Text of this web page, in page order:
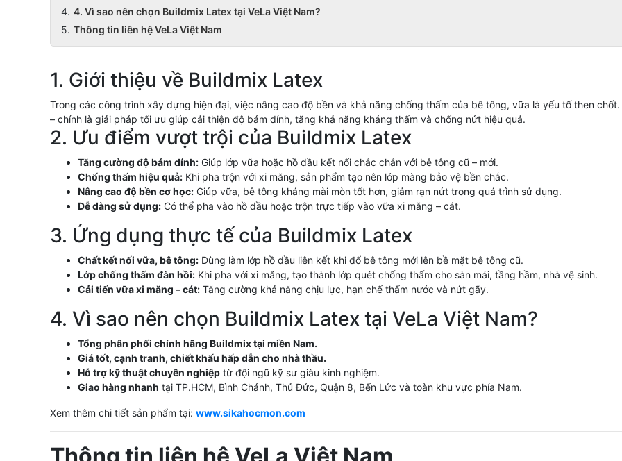
4. Vì sao nên chọn Buildmix Latex tại VeLa Việt Nam?
Thông tin liên hệ VeLa Việt Nam
1. Giới thiệu về Buildmix Latex
Trong các công trình xây dựng hiện đại, việc nâng cao độ bền và khả năng chống thấm của bê tông, vữa là yếu tố then chốt.
– chính là giải pháp tối ưu giúp cải thiện độ bám dính, tăng khả năng kháng thấm và chống nứt hiệu quả.
2. Ưu điểm vượt trội của Buildmix Latex
Tăng cường độ bám dính: Giúp lớp vữa hoặc hồ dầu kết nối chắc chắn với bê tông cũ – mới.
Chống thấm hiệu quả: Khi pha trộn với xi măng, sản phẩm tạo nên lớp màng bảo vệ bền chắc.
Nâng cao độ bền cơ học: Giúp vữa, bê tông kháng mài mòn tốt hơn, giảm rạn nứt trong quá trình sử dụng.
Dễ dàng sử dụng: Có thể pha vào hồ dầu hoặc trộn trực tiếp vào vữa xi măng – cát.
3. Ứng dụng thực tế của Buildmix Latex
Chất kết nối vữa, bê tông: Dùng làm lớp hồ dầu liên kết khi đổ bê tông mới lên bề mặt bê tông cũ.
Lớp chống thấm đàn hồi: Khi pha với xi măng, tạo thành lớp quét chống thấm cho sàn mái, tầng hầm, nhà vệ sinh.
Cải tiến vữa xi măng – cát: Tăng cường khả năng chịu lực, hạn chế thấm nước và nứt gãy.
4. Vì sao nên chọn Buildmix Latex tại VeLa Việt Nam?
Tổng phân phối chính hãng Buildmix tại miền Nam.
Giá tốt, cạnh tranh, chiết khấu hấp dẫn cho nhà thầu.
Hỗ trợ kỹ thuật chuyên nghiệp từ đội ngũ kỹ sư giàu kinh nghiệm.
Giao hàng nhanh tại TP.HCM, Bình Chánh, Thủ Đức, Quận 8, Bến Lức và toàn khu vực phía Nam.
Xem thêm chi tiết sản phẩm tại: www.sikahocmon.com